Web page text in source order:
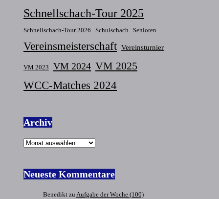
Schnellschach-Tour 2025
Schnellschach-Tour 2026 Schulschach Senioren
Vereinsmeisterschaft Vereinsturnier
VM 2023 VM 2024 VM 2025
WCC-Matches 2024
Archiv
Archiv
Neueste Kommentare
Benedikt zu Aufgabe der Woche (100)